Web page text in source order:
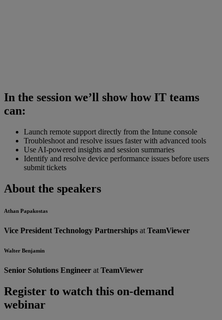
In the session we’ll show how IT teams
can:
Launch remote support directly from the Intune console
Troubleshoot and resolve issues faster with advanced tools
Use AI-powered insights and session summaries
Identify and resolve device performance issues before users
submit tickets
About the speakers
Athan Papakostas
Vice President Technology Partnerships at TeamViewer
Walter Benjamin
Senior Solutions Engineer at TeamViewer
Register to watch this on-demand
webinar